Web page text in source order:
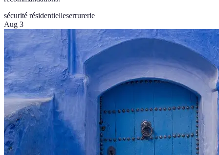
sécurité résidentielleserrurerie
Aug 3